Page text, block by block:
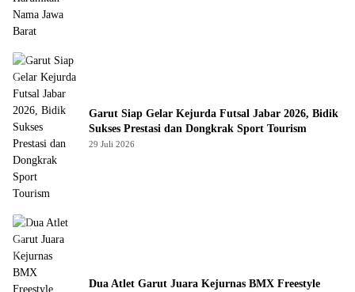
Garut Siap Gelar Kejurda Futsal Jabar 2026, Bidik
Sukses Prestasi dan Dongkrak Sport Tourism
29 Juli 2026
Dua Atlet Garut Juara Kejurnas BMX Freestyle